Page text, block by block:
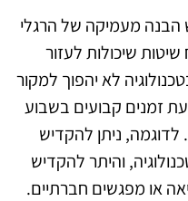
הבנה מעמיקה של הרגלי
שיכולות לעזור
לא יהפוך למקור
זמנים קבועים בשבוע
ניתן להקדיש
והיתר להקדיש
או מפגשים חברתיים.